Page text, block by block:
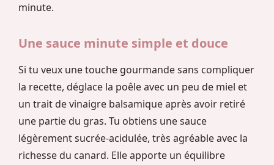
minute.
Une sauce minute simple et douce
Si tu veux une touche gourmande sans compliquer
la recette, déglace la poêle avec un peu de miel et
un trait de vinaigre balsamique après avoir retiré
une partie du gras. Tu obtiens une sauce
légèrement sucrée-acidulée, très agréable avec la
richesse du canard. Elle apporte un équilibre